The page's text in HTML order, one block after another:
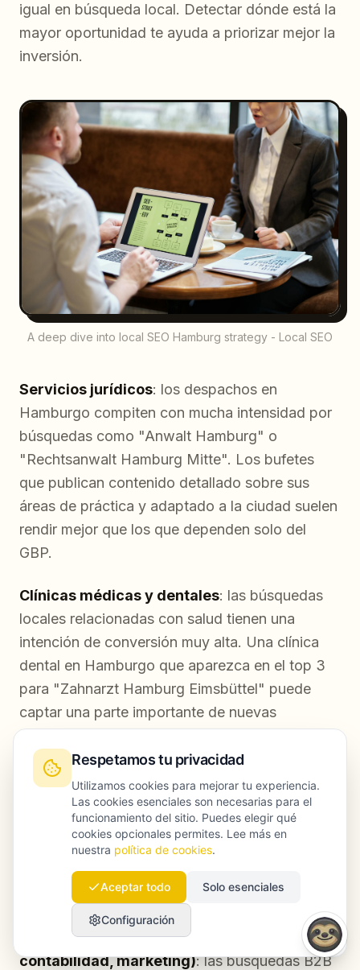
igual en búsqueda local. Detectar dónde está la
mayor oportunidad te ayuda a priorizar mejor la
inversión.
A deep dive into local SEO Hamburg strategy - Local SEO
Servicios jurídicos: los despachos en
Hamburgo compiten con mucha intensidad por
búsquedas como "Anwalt Hamburg" o
"Rechtsanwalt Hamburg Mitte". Los bufetes
que publican contenido detallado sobre sus
áreas de práctica y adaptado a la ciudad suelen
rendir mejor que los que dependen solo del
GBP.
Clínicas médicas y dentales: las búsquedas
locales relacionadas con salud tienen una
intención de conversión muy alta. Una clínica
dental en Hamburgo que aparezca en el top 3
para "Zahnarzt Hamburg Eimsbüttel" puede
captar una parte importante de nuevas
consultas solo con ese grupo de palabras clave.
Hostelería y restauración
: el mercado
gastronómico de Hamburgo es muy competido,
pero el SEO a nivel de barrio, por ejemplo
"mejor sushi en Eppendorf" frente a "mejor
sushi en Hamburgo", suele presentar menos
competencia y una conversión más alta.
Servicios profesionales (consultoría,
contabilidad, marketing): las búsquedas B2B
Respetamos tu privacidad
Utilizamos cookies para mejorar tu experiencia.
Las cookies esenciales son necesarias para el
funcionamiento del sitio. Puedes elegir qué
cookies opcionales permites. Lee más en
nuestra política de cookies.
Aceptar todo Solo esenciales
Configuración